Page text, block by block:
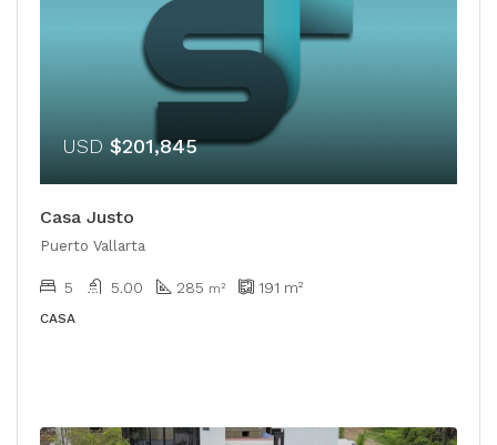
USD $201,845
Casa Justo
Puerto Vallarta
5 5.00 285 m² 191 m²
CASA